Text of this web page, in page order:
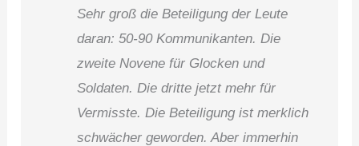
Sehr groß die Beteiligung der Leute
daran: 50-90 Kommunikanten. Die
zweite Novene für Glocken und
Soldaten. Die dritte jetzt mehr für
Vermisste. Die Beteiligung ist merklich
schwächer geworden. Aber immerhin